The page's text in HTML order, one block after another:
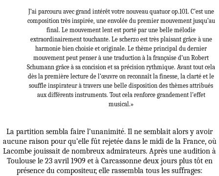
J’ai parcouru avec grand intérêt votre nouveau quatuor op.101. C’est une
composition très inspirée, une envolée du premier mouvement jusqu’au
final. Le mouvement lent est porté par une belle mélodie
extraordinairement touchante. Le scherzo est très plaisant grâce à une
harmonie bien choisie et originale. Le thème principal du dernier
mouvement peut penser à une traduction à la française d’un Robert
Schumann grâce à sa concision et sa précision rythmique. Avant tout cela
dès la première lecture de l’œuvre on reconnaît la finesse, la clarté et le
souffle inspirateur à travers une belle disposition des thèmes attribués
aux différents instruments. Tout cela renforce grandement l’effet
musical.»
La partition sembla faire l’unanimité. Il ne semblait alors y avoir
aucune raison pour qu’elle fût rejetée dans le midi de la France, où
Lacombe jouissait de nombreux admirateurs. Après une audition à
Toulouse le 23 avril 1909 et à Carcassonne deux jours plus tôt en
présence du compositeur, elle rassembla tous les suffrages: